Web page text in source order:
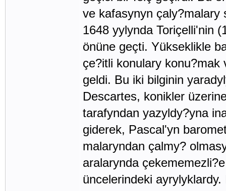
ve kafasynyn çaly?malary
1648 yylynda Toriçelli'nin
önüne geçti. Yükseklikle
çe?itli konulary konu?mak
geldi. Bu iki bilginin
Descartes, konikler
tarafyndan yazyldy?yna
giderek, Pascal'yn
malaryndan çalmy?
aralarynda
üncelerindeki